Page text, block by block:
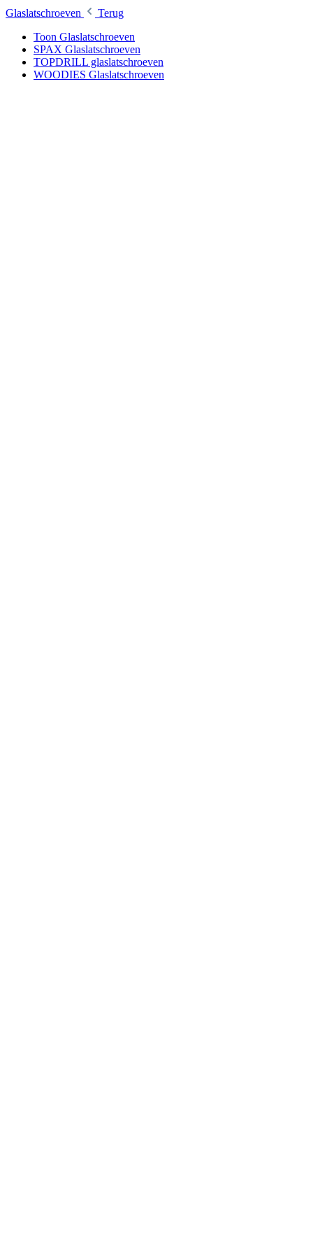
Glaslatschroeven
Terug
Toon Glaslatschroeven
SPAX Glaslatschroeven
TOPDRILL glaslatschroeven
WOODIES Glaslatschroeven